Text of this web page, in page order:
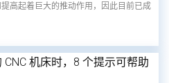
高起着巨大的推动作用，因此目前已成
，对数...